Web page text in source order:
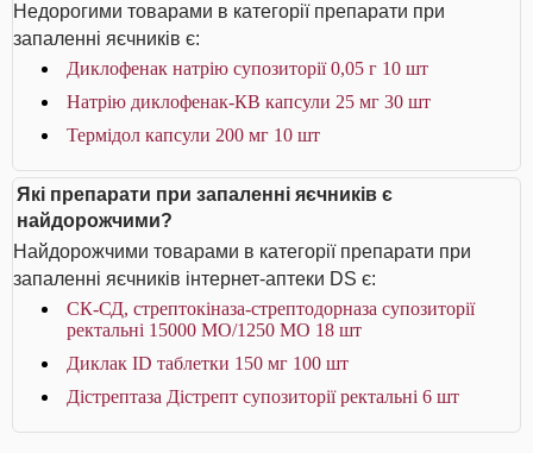
Недорогими товарами в категорії препарати при
запаленні яєчників є:
Диклофенак натрію супозиторії 0,05 г 10 шт
Натрію диклофенак-КВ капсули 25 мг 30 шт
Термідол капсули 200 мг 10 шт
Які препарати при запаленні яєчників є
найдорожчими?
Найдорожчими товарами в категорії препарати при
запаленні яєчників інтернет-аптеки DS є:
СК-СД, стрептокіназа-стрептодорназа супозиторії
ректальні 15000 МО/1250 МО 18 шт
Диклак ID таблетки 150 мг 100 шт
Дістрептаза Дістрепт супозиторії ректальні 6 шт